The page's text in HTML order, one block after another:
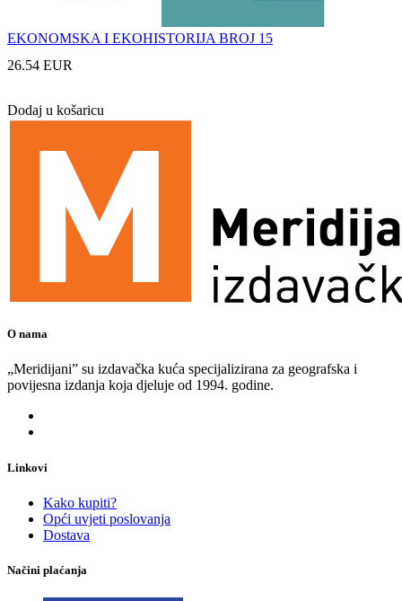
EKONOMSKA I EKOHISTORIJA BROJ 15
26.54 EUR
Dodaj u košaricu
O nama
„Meridijani” su izdavačka kuća specijalizirana za geografska i
povijesna izdanja koja djeluje od 1994. godine.
Linkovi
Kako kupiti?
Opći uvjeti poslovanja
Dostava
Načini plaćanja